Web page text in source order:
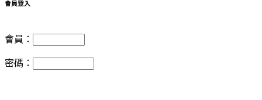
會員登入
會員：
密碼：